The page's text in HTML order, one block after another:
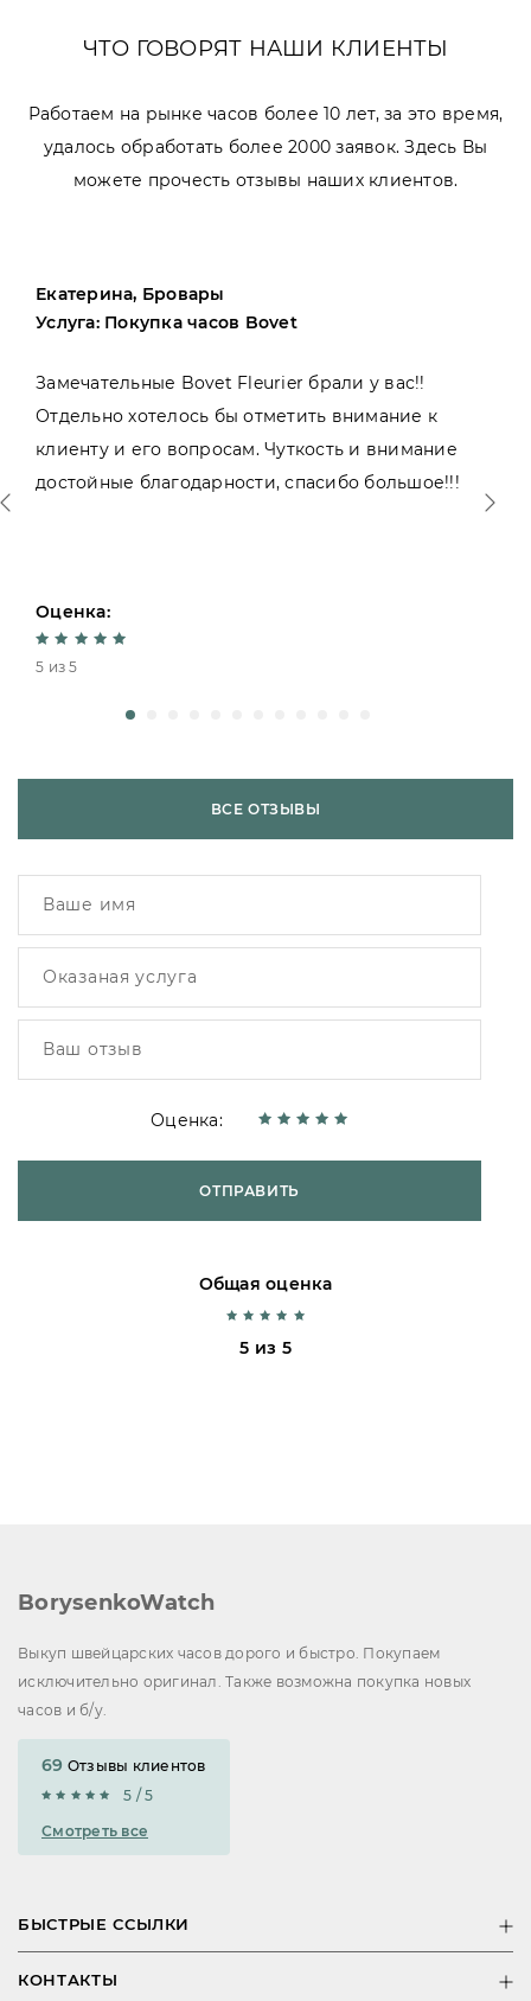
ЧТО ГОВОРЯТ НАШИ КЛИЕНТЫ
Работаем на рынке часов более 10 лет, за это время,
удалось обработать более 2000 заявок. Здесь Вы
можете прочесть отзывы наших клиентов.
Екатерина, Бровары
Услуга: Покупка часов Bovet
Замечательные Bovet Fleurier брали у вас!!
Отдельно хотелось бы отметить внимание к
клиенту и его вопросам. Чуткость и внимание
достойные благодарности, спасибо большое!!!
Оценка:
5 из 5
ВСЕ ОТЗЫВЫ
Оценка:
ОТПРАВИТЬ
Общая оценка
5 из 5
BorysenkoWatch
Выкуп швейцарских часов дорого и быстро. Покупаем
исключительно оригинал. Также возможна покупка новых
часов и б/у.
69 Отзывы клиентов
5 / 5
Смотреть все
БЫСТРЫЕ ССЫЛКИ
КОНТАКТЫ